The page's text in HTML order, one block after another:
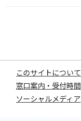
このサイトについて
窓口案内・受付時間
ソーシャルメディア